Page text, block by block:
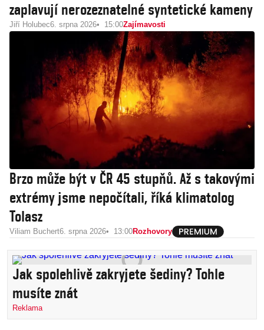
zaplavují nerozeznatelné syntetické kameny
Jiří Holubec6. srpna 2026 15:00Zajímavosti
Brzo může být v ČR 45 stupňů. Až s takovými
extrémy jsme nepočítali, říká klimatolog
Tolasz
Viliam Buchert6. srpna 2026 13:00Rozhovory
Jak spolehlivě zakryjete šediny? Tohle
musíte znát
Reklama